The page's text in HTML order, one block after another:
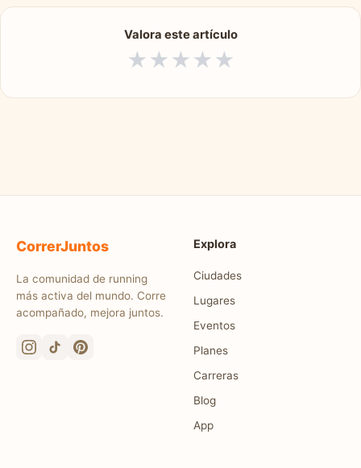
Valora este artículo
★★★★★
CorrerJuntos
La comunidad de running
más activa del mundo. Corre
acompañado, mejora juntos.
Explora
Ciudades
Lugares
Eventos
Planes
Carreras
Blog
App